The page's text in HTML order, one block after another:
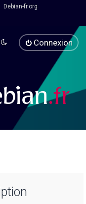
Debian-fr.org
Connexion